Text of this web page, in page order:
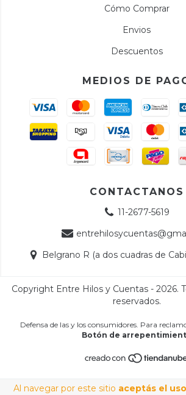
Al navegar por este sitio aceptás el
Cómo Comprar
Envios
Descuentos
MEDIOS DE
CONTACTANOS
11-2677-5619
Belgrano R (a dos cuadras de
Copyright Entre Hilos y Cuentas - 2026.
reservados.
Defensa de las y los consumidores. Para
Botón de